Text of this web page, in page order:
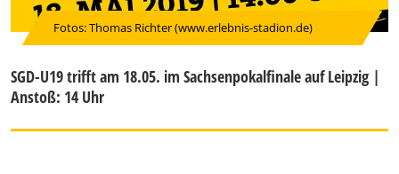
Fotos: Thomas Richter (www.erlebnis-stadion.de)
SGD-U19 trifft am 18.05. im Sachsenpokalfinale auf Leipzig |
Anstoß: 14 Uhr